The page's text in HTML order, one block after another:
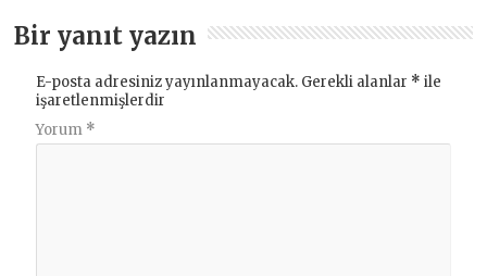
Bir yanıt yazın
E-posta adresiniz yayınlanmayacak. Gerekli alanlar * ile
işaretlenmişlerdir
Yorum *